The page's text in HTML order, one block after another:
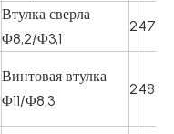
Втулка сверла
Φ8,2/Φ3,1
247
Винтовая втулка
Φ11/Φ8,3
248